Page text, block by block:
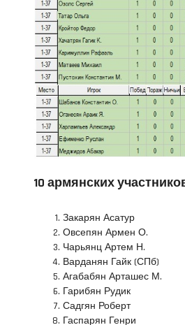
10 армянских
Закарян Асатур
Овсепян Армен О.
Чарьянц Артем Н.
Варданян Гайк (СПб)
Агабабян Арташес М.
Гарибян Рудик
Садгян Роберт
Гаспарян Генри